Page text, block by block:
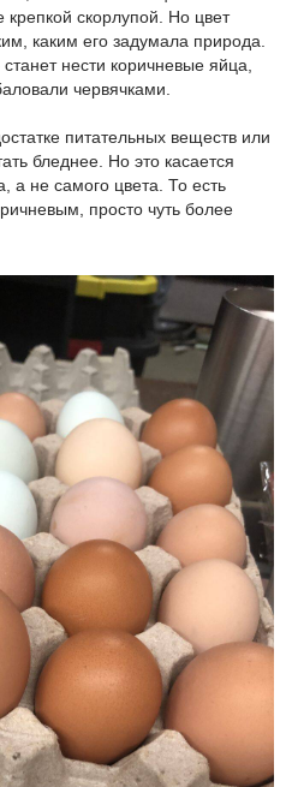
скорлупой. Но цвет
каким его задумала природа.
нести коричневые яйца,
червячками.
питательных веществ или
бледнее. Но это касается
а не самого цвета. То есть
просто чуть более